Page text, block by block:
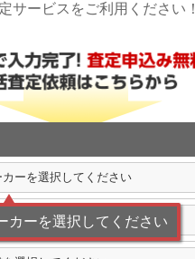
サービスをご利用ください！
カーを選択してください